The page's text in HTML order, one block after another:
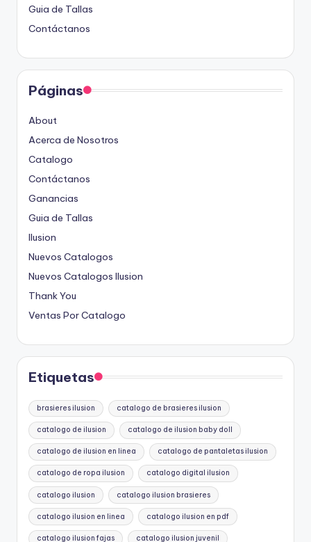
Guia de Tallas
Contáctanos
Páginas
About
Acerca de Nosotros
Catalogo
Contáctanos
Ganancias
Guia de Tallas
Ilusion
Nuevos Catalogos
Nuevos Catalogos Ilusion
Thank You
Ventas Por Catalogo
Etiquetas
brasieres ilusion catalogo de brasieres ilusion
catalogo de ilusion catalogo de ilusion baby doll
catalogo de ilusion en linea catalogo de pantaletas ilusion
catalogo de ropa ilusion catalogo digital ilusion
catalogo ilusion catalogo ilusion brasieres
catalogo ilusion en linea catalogo ilusion en pdf
catalogo ilusion fajas catalogo ilusion juvenil